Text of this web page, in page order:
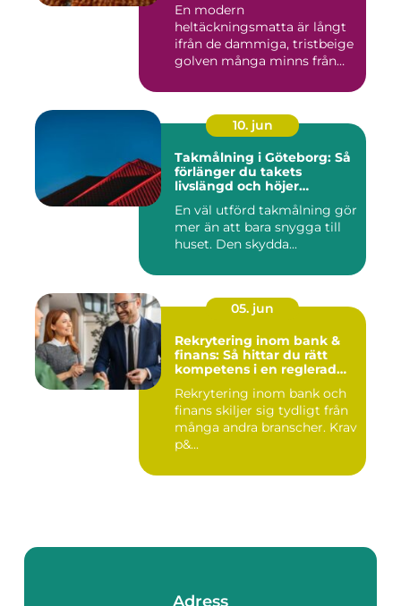
En modern
heltäckningsmatta är långt
ifrån de dammiga, tristbeige
golven många minns från
10. jun
Takmålning i Göteborg: Så
förlänger du takets
livslängd och höjer
En väl utförd takmålning gör
mer än att bara snygga till
huset. Den skydda...
05. jun
Rekrytering inom bank &
finans: Så hittar du rätt
kompetens i en reglerad
Rekrytering inom bank och
finans skiljer sig tydligt från
många andra branscher. Krav
p&...
Adress